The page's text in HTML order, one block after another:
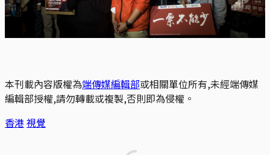
本刊載內容版權為端傳媒編輯部或相關單位所有,未經端傳媒
編輯部授權,請勿轉載或複製,否則即為侵權。
香港 視覺